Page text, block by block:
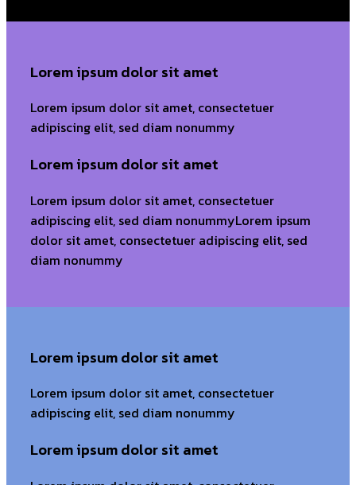
Lorem ipsum dolor sit amet
Lorem ipsum dolor sit amet, consectetuer
adipiscing elit, sed diam nonummy
Lorem ipsum dolor sit amet
Lorem ipsum dolor sit amet, consectetuer
adipiscing elit, sed diam nonummyLorem ipsum
dolor sit amet, consectetuer adipiscing elit, sed
diam nonummy
Lorem ipsum dolor sit amet
Lorem ipsum dolor sit amet, consectetuer
adipiscing elit, sed diam nonummy
Lorem ipsum dolor sit amet